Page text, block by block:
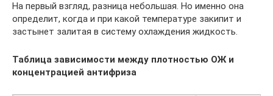
На первый взгляд, разница небольшая. Но именно она
определит, когда и при какой температуре закипит и
застынет залитая в систему охлаждения жидкость.
Таблица зависимости между плотностью ОЖ и
концентрацией антифриза